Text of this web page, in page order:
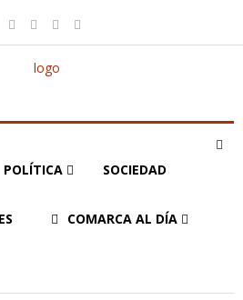
POLÍTICA SOCIEDAD
COMARCA AL DÍA